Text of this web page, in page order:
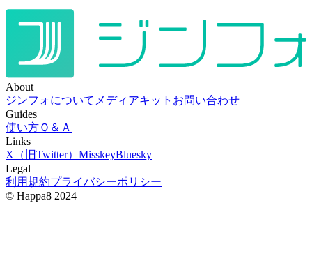
About
ジンフォについて メディアキット お問い合わせ
Guides
使い方Ｑ＆Ａ
Links
X（旧Twitter） MisskeyBluesky
Legal
利用規約プライバシーポリシー
© Happa8 2024